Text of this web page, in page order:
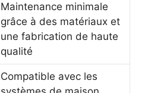
Maintenance minimale
grâce à des matériaux et
une fabrication de haute
qualité
Compatible avec les